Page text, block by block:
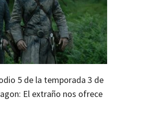
5 de la temporada 3 de
El extraño nos ofrece